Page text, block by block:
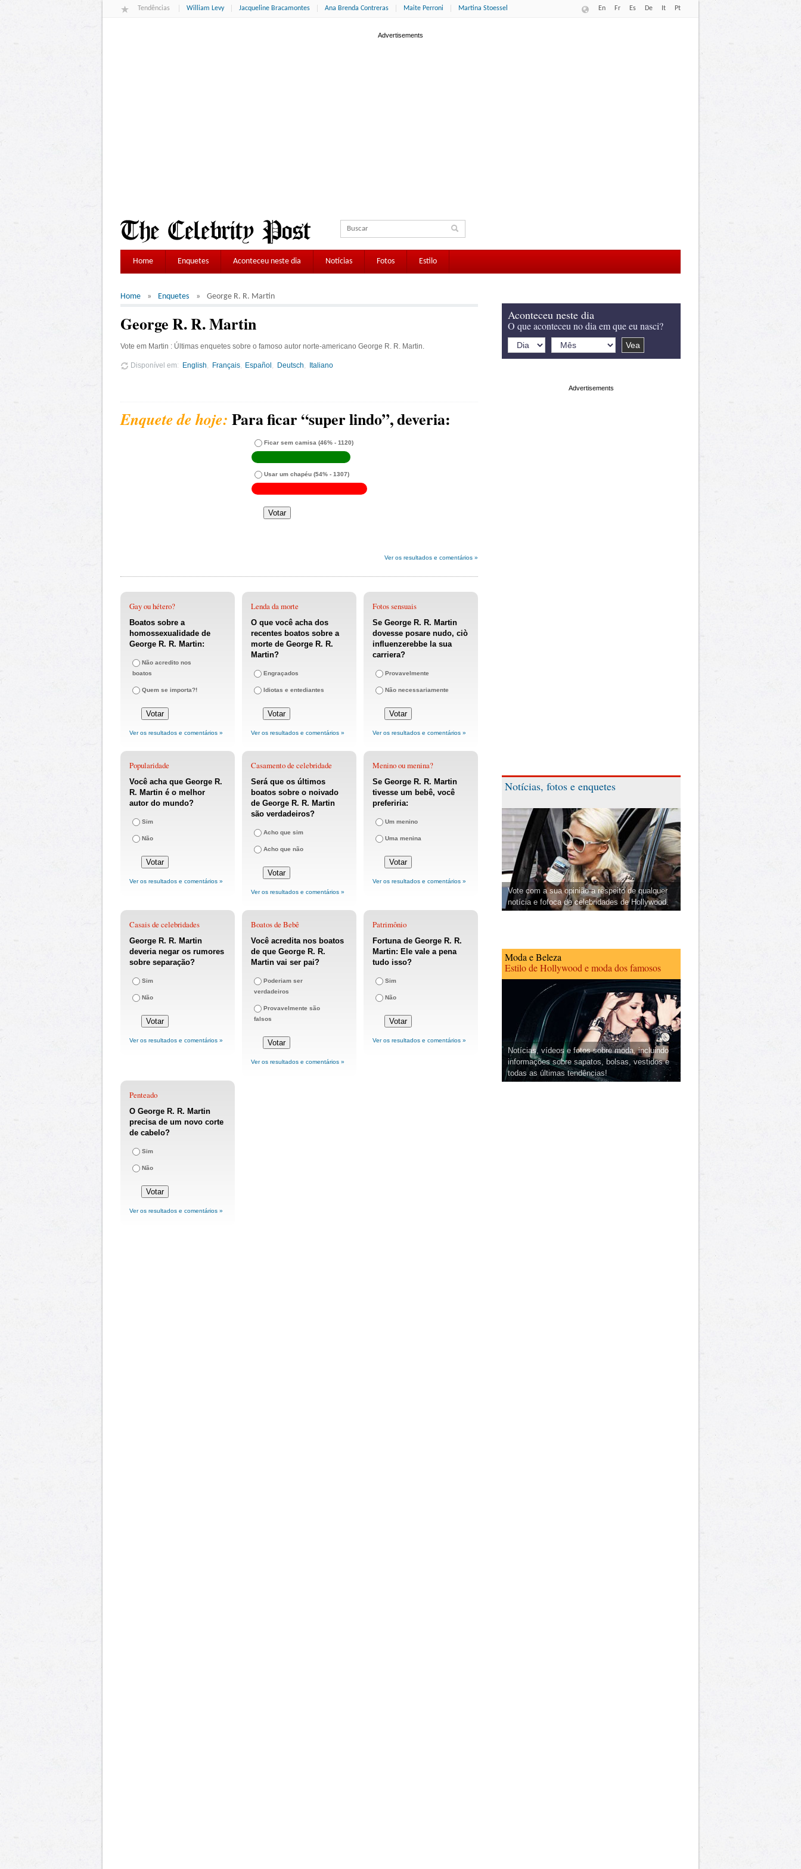
Tendências William Levy Jacqueline Bracamontes Ana Brenda Contreras Maite Perroni Martina Stoessel En Fr Es De It Pt
Home Enquetes Aconteceu neste dia Notícias Fotos Estilo
Home Enquetes George R. R. Martin
George R. R. Martin
Vote em Martin : Últimas enquetes sobre o famoso autor norte-americano George R. R. Martin.
Disponível em English Français Español Deutsch Italiano
Para ficar “super lindo”, deveria:
Ficar sem camisa (46% - 1120)
Usar um chapéu (54% - 1307)
Ver os resultados e comentários »
Gay ou hétero?
Boatos sobre a
homossexualidade de
George R. R. Martin:
Não acredito nos
boatos
Quem se importa?!
Ver os resultados e comentários »
Lenda da morte
O que você acha dos
recentes boatos sobre a
morte de George R. R.
Martin?
Engraçados
Idiotas e entediantes
Ver os resultados e comentários »
Fotos sensuais
Se George R. R. Martin
dovesse posare nudo, ciò
influenzerebbe la sua
carriera?
Provavelmente
Não necessariamente
Ver os resultados e comentários »
Popularidade
Você acha que George R.
R. Martin é o melhor
autor do mundo?
Sim
Não
Ver os resultados e comentários »
Casamento de celebridade
Será que os últimos
boatos sobre o noivado
de George R. R. Martin
são verdadeiros?
Acho que sim
Acho que não
Ver os resultados e comentários »
Menino ou menina?
Se George R. R. Martin
tivesse um bebê, você
preferiria:
Um menino
Uma menina
Ver os resultados e comentários »
Casais de celebridades
George R. R. Martin
deveria negar os rumores
sobre separação?
Sim
Não
Ver os resultados e comentários »
Boatos de Bebê
Você acredita nos boatos
de que George R. R.
Martin vai ser pai?
Poderiam ser
verdadeiros
Provavelmente são
falsos
Ver os resultados e comentários »
Patrimônio
Fortuna de George R. R.
Martin: Ele vale a pena
tudo isso?
Sim
Não
Ver os resultados e comentários »
Penteado
O George R. R. Martin
precisa de um novo corte
de cabelo?
Sim
Não
Ver os resultados e comentários »
Aconteceu neste dia
O que aconteceu no dia em que eu nasci?
Notícias, fotos e enquetes
Vote com a sua opinião a respeito de qualquer
notícia e fofoca de celebridades de Hollywood.
Moda e Beleza
Estilo de Hollywood e moda dos famosos
Notícias, vídeos e fotos sobre moda, incluindo
informações sobre sapatos, bolsas, vestidos e
todas as últimas tendências!